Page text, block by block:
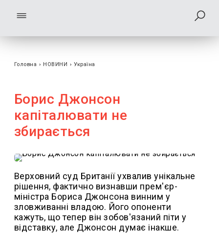
Головна › НОВИНИ › Україна
Борис Джонсон
капіталювати не
збирається
Верховний суд Британії ухвалив унікальне
рішення, фактично визнавши прем'єр-
міністра Бориса Джонсона винним у
зловживанні владою. Його опоненти
кажуть, що тепер він зобов'язаний піти у
відставку, але Джонсон думає інакше.